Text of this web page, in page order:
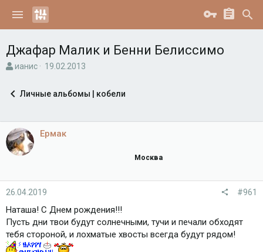
Джафар Малик и Бенни Белиссимо
А
о
т
е
м
ы
ианис
Д
а
а
ч
19.02.2013
Личные альбомы | кобели
Ермак
Москва
26.04.2019 #961
Наташа! С Днем рождения!!!
Пусть дни твои будут солнечными, тучи и печали обходят
тебя стороной, и лохматые хвосты всегда будут рядом!